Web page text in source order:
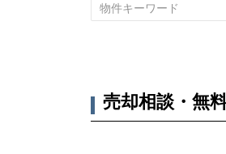
売却相談・無